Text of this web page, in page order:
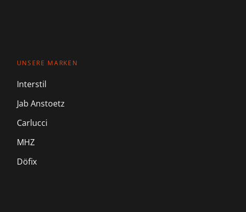
UNSERE MARKEN
Interstil
Jab Anstoetz
Carlucci
MHZ
Döfix